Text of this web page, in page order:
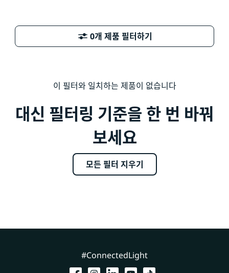
0개 제품 필터하기
이 필터와 일치하는 제품이 없습니다
대신 필터링 기준을 한 번 바꿔
보세요
모든 필터 지우기
#ConnectedLight